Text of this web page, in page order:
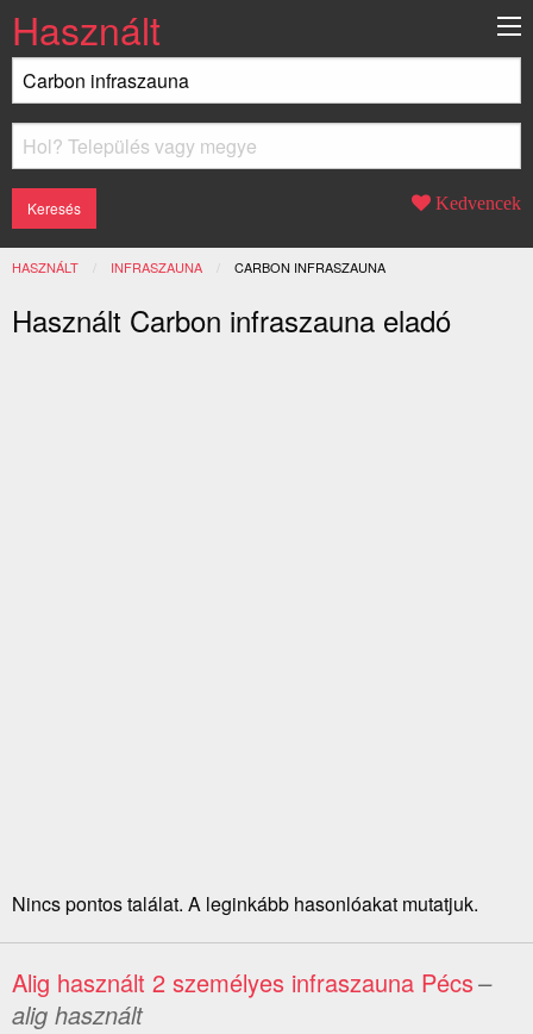
Használt
Kedvencek
HASZNÁLT INFRASZAUNA JELENLEGI:
CARBON INFRASZAUNA
Használt Carbon infraszauna eladó
Nincs pontos találat. A leginkább hasonlóakat mutatjuk.
Alig használt 2 személyes infraszauna Pécs–
alig használt